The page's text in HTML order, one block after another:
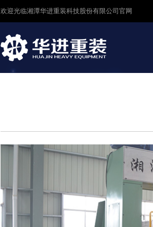
欢迎光临湘潭华进重装科技股份有限公司官网